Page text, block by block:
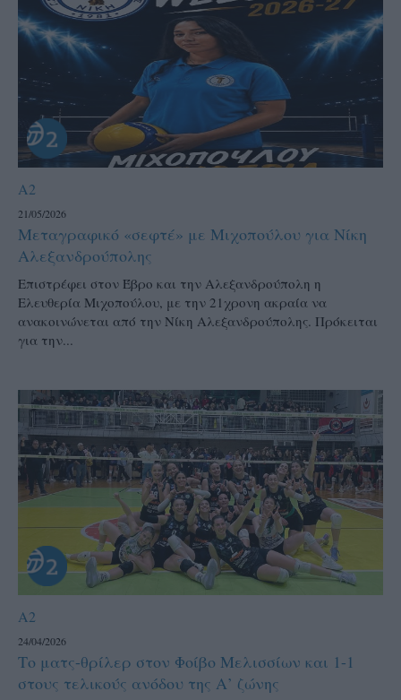
A2
21/05/2026
Μεταγραφικό «σεφτέ» με Μιχοπούλου για Νίκη
Αλεξανδρούπολης
Επιστρέφει στον Έβρο και την Αλεξανδρούπολη η
Ελευθερία Μιχοπούλου, με την 21χρονη ακραία να
ανακοινώνεται από την Νίκη Αλεξανδρούπολης. Πρόκειται
για την...
A2
24/04/2026
Το ματς-θρίλερ στον Φοίβο Μελισσίων και 1-1
στους τελικούς ανόδου της Α’ ζώνης